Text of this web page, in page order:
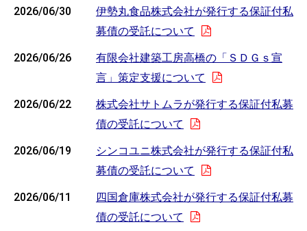
2026/06/30
伊勢丸食品株式会社が発行する保証付私
募債の受託について
2026/06/26
有限会社建築工房高橋の「ＳＤＧｓ宣
言」策定支援について
2026/06/22
株式会社サトムラが発行する保証付私募
債の受託について
2026/06/19
シンコユニ株式会社が発行する保証付私
募債の受託について
2026/06/11
四国倉庫株式会社が発行する保証付私募
債の受託について